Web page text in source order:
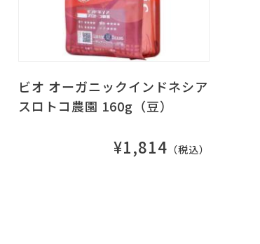
ビオ オーガニックインドネシア
スロトコ農園 160g（豆）
¥1,814 （税込）